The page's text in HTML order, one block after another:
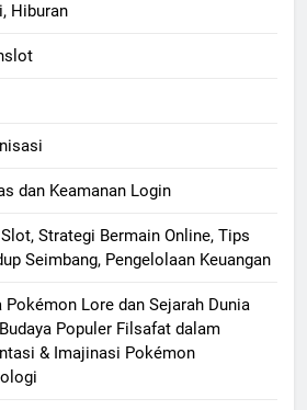
Hiburan
dan Keamanan Login
Strategi Bermain Online, Tips
Seimbang, Pengelolaan Keuangan
Lore dan Sejarah Dunia
Populer Filsafat dalam
& Imajinasi Pokémon